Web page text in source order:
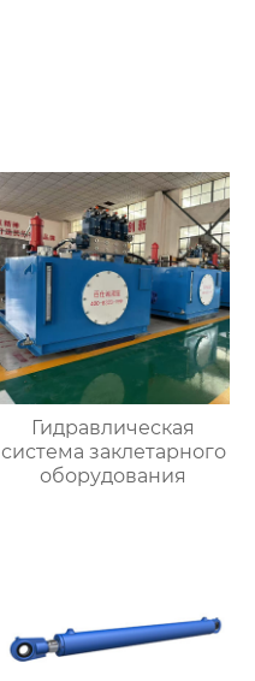
Гидравлическая
система заклетарного
оборудования